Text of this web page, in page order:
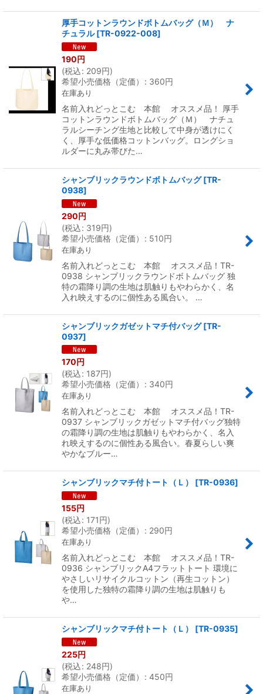
厚手コットンラウンドボトムバッグ（Ｍ） ナ
チュラル [TR-0922-008]
190円
(税込: 209円)
希望小売価格（定価）
: 360円
在庫あり
名前入れどっとこむ 本館 オススメ品！ 厚手
コットンラウンドボトムバッグ（Ｍ） ナチュ
ラルシーチング生地と比較して中身が透けにく
く、厚手な低価格コットンバッグ。ロングショ
ルダーに丸み帯びた…
シャンブリックラウンドボトムバッグ [TR-
0938]
290円
(税込: 319円)
希望小売価格（定価）
: 510円
在庫あり
名前入れどっとこむ 本館 オススメ品！TR-
0938 シャンブリックラウンドボトムバッグ 独
特の霜降り調の生地は肌触りもやわらかく、名
入れ映えするのに個性ある風合い。 …
シャンブリックガゼットマチ付バッグ [TR-
0937]
170円
(税込: 187円)
希望小売価格（定価）
: 340円
在庫あり
名前入れどっとこむ 本館 オススメ品！TR-
0937 シャンブリックガゼットマチ付バッグ独特
の霜降り調の生地は肌触りもやわらかく、名入
れ映えするのに個性ある風合い。春夏らしい爽
やかなブルー…
シャンブリックマチ付トート（Ｌ） [TR-0936]
155円
(税込: 171円)
希望小売価格（定価）
: 290円
在庫あり
名前入れどっとこむ 本館 オススメ品！TR-
0936 シャンブリックA4フラットトート 環境に
やさしいリサイクルコットン（再生コットン）
を使用した独特の霜降り調の生地は肌触りも
や…
シャンブリックマチ付トート（Ｌ） [TR-0935]
225円
(税込: 248円)
希望小売価格（定価）
: 450円
在庫あり